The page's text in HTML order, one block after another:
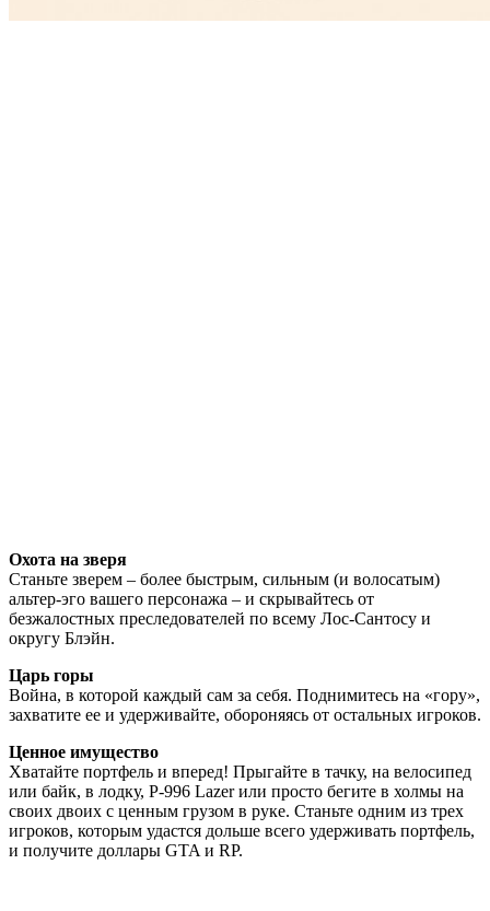
Охота на зверя
Станьте зверем – более быстрым, сильным (и волосатым)
альтер-эго вашего персонажа – и скрывайтесь от
безжалостных преследователей по всему Лос-Сантосу и
округу Блэйн.
Царь горы
Война, в которой каждый сам за себя. Поднимитесь на «гору»,
захватите ее и удерживайте, обороняясь от остальных игроков.
Ценное имущество
Хватайте портфель и вперед! Прыгайте в тачку, на велосипед
или байк, в лодку, P-996 Lazer или просто бегите в холмы на
своих двоих с ценным грузом в руке. Станьте одним из трех
игроков, которым удастся дольше всего удерживать портфель,
и получите доллары GTA и RP.